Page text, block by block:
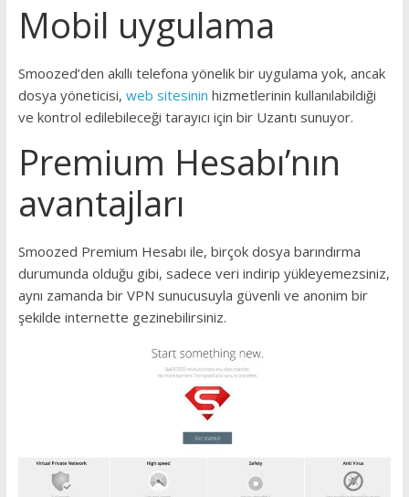
Mobil uygulama
Smoozed’den akıllı telefona yönelik bir uygulama yok, ancak
dosya yöneticisi, web sitesinin hizmetlerinin kullanılabildiği
ve kontrol edilebileceği tarayıcı için bir Uzantı sunuyor.
Premium Hesabı’nın
avantajları
Smoozed Premium Hesabı ile, birçok dosya barındırma
durumunda olduğu gibi, sadece veri indirip yükleyemezsiniz,
aynı zamanda bir VPN sunucusuyla güvenli ve anonim bir
şekilde internette gezinebilirsiniz.